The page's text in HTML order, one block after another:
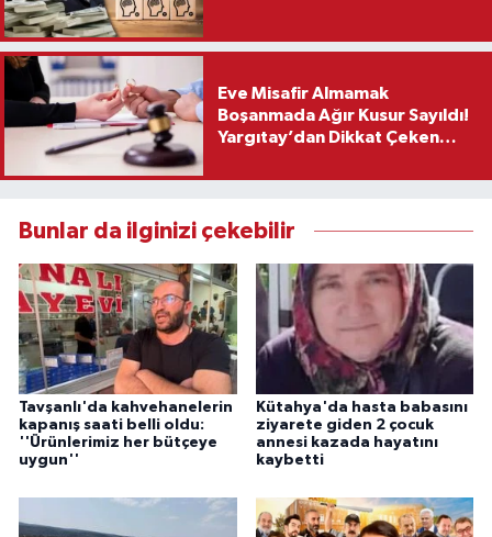
Eve Misafir Almamak
Boşanmada Ağır Kusur Sayıldı!
Yargıtay’dan Dikkat Çeken
Bunlar da ilginizi çekebilir
Tavşanlı'da kahvehanelerin
kapanış saati belli oldu:
''Ürünlerimiz her bütçeye
uygun''
Kütahya'da hasta babasını
ziyarete giden 2 çocuk
annesi kazada hayatını
kaybetti